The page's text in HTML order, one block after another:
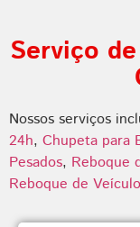
Serviço
Nossos serviços
24h, Chupeta para
Pesados, Reboque
Reboque de